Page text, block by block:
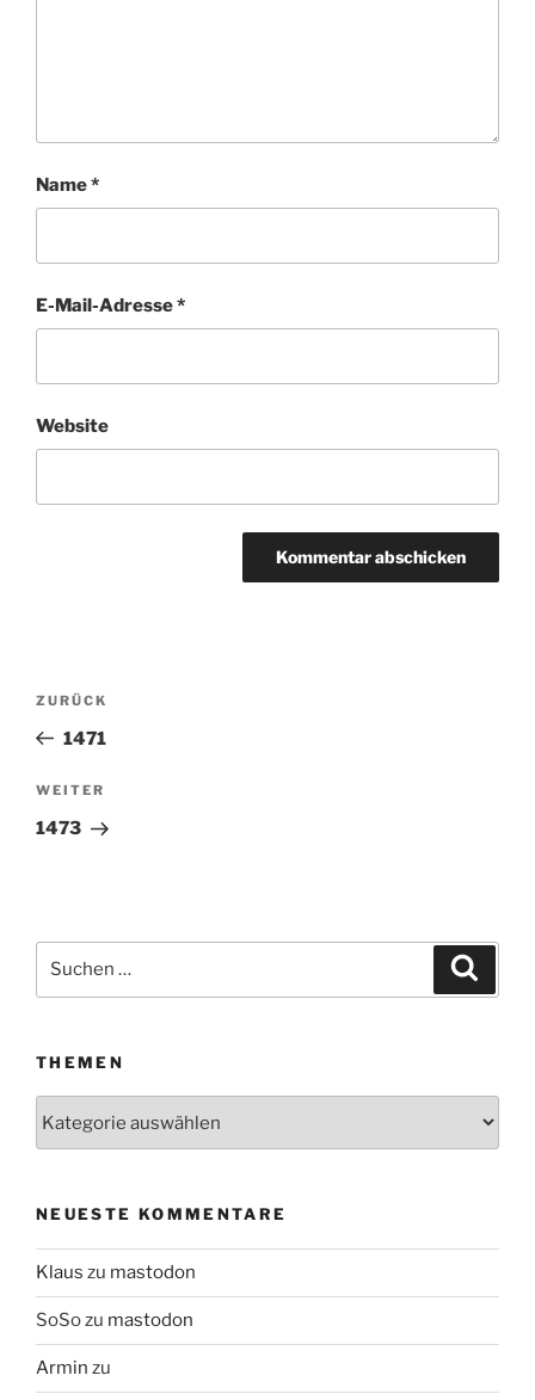
Name*
E-Mail-Adresse*
Website
Beitragsnavigation
Vorheriger
Beitrag
ZURÜCK
1471
Nächster
Beitrag
WEITER
1473
Suchen
THEMEN
NEUESTE KOMMENTARE
Klaus zu mastodon
SoSozu mastodon
Armin zu